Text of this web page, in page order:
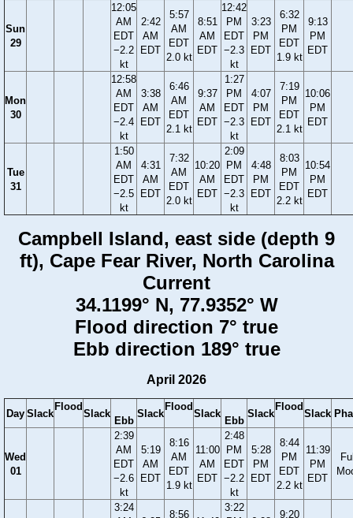
Sun
29
12:05
AM
EDT
−2.2
kt
2:42
AM
EDT
5:57
AM
EDT
2.0 kt
8:51
AM
EDT
12:42
PM
EDT
−2.3
kt
3:23
PM
EDT
6:32
PM
EDT
1.9 kt
9:13
PM
EDT
Mon
30
12:58
AM
EDT
−2.4
kt
3:38
AM
EDT
6:46
AM
EDT
2.1 kt
9:37
AM
EDT
1:27
PM
EDT
−2.3
kt
4:07
PM
EDT
7:19
PM
EDT
2.1 kt
10:06
PM
EDT
Tue
31
1:50
AM
EDT
−2.5
kt
4:31
AM
EDT
7:32
AM
EDT
2.0 kt
10:20
AM
EDT
2:09
PM
EDT
−2.3
kt
4:48
PM
EDT
8:03
PM
EDT
2.2 kt
10:54
PM
EDT
Campbell Island, east side (depth 9
ft), Cape Fear River, North Carolina
Current
34.1199° N, 77.9352° W
Flood direction 7° true
Ebb direction 189° true
April 2026
Day Slack
Flood
Slack
Ebb
Slack
Flood
Slack
Ebb
Slack
Flood
Slack
Wed
01
2:39
AM
EDT
−2.6
kt
5:19
AM
EDT
8:16
AM
EDT
1.9 kt
11:00
AM
EDT
2:48
PM
EDT
−2.2
kt
5:28
PM
EDT
8:44
PM
EDT
2.2 kt
11:39
PM
EDT
3:24
8:56
3:22
9:20